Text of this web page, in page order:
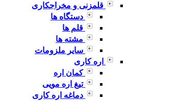
قلمزنی و مخراجکاری
دستگاه ها
قلم ها
مشته ها
سایر ملزومات
اره کاری
کمان اره
تیغ اره مویی
دماغه اره کاری